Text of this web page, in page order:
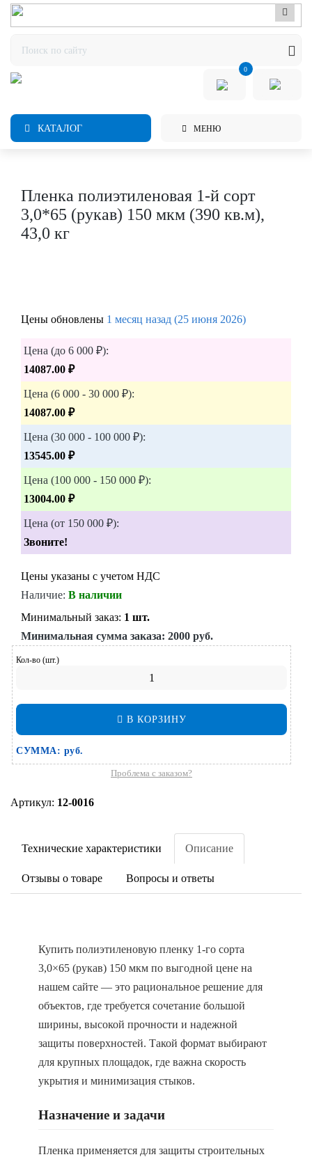
0
КАТАЛОГ МЕНЮ
Пленка полиэтиленовая 1-й сорт
3,0*65 (рукав) 150 мкм (390 кв.м),
43,0 кг
Цены обновлены 1 месяц назад (25 июня 2026)
Цена (до 6 000 ₽):
14087.00 ₽
Цена (6 000 - 30 000 ₽):
14087.00 ₽
Цена (30 000 - 100 000 ₽):
13545.00 ₽
Цена (100 000 - 150 000 ₽):
13004.00 ₽
Цена (от 150 000 ₽):
Звоните!
Цены указаны с учетом НДС
Наличие: В наличии
Минимальный заказ: 1 шт.
Минимальная сумма заказа: 2000 руб.
Кол-во (шт.)
В КОРЗИНУ
СУММА: руб.
Проблема с заказом?
Артикул: 12-0016
Технические характеристики Описание
Отзывы о товаре Вопросы и ответы
Купить полиэтиленовую пленку 1-го сорта
3,0×65 (рукав) 150 мкм по выгодной цене на
нашем сайте — это рациональное решение для
объектов, где требуется сочетание большой
ширины, высокой прочности и надежной
защиты поверхностей. Такой формат выбирают
для крупных площадок, где важна скорость
укрытия и минимизация стыков.
Назначение и задачи
Пленка применяется для защиты строительных